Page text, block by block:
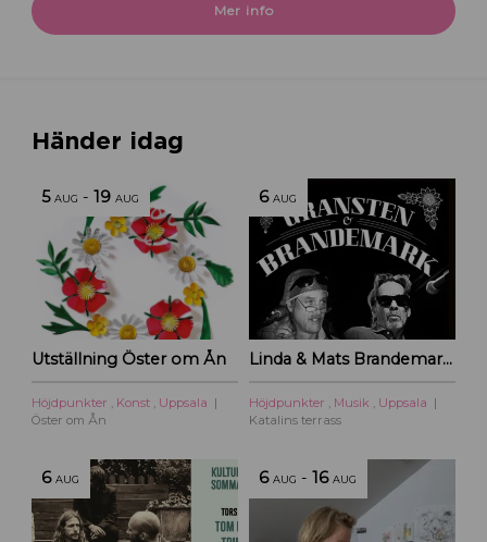
Mer info
Händer idag
5 AUG -19 AUG
Utställning Öster om Ån
Höjdpunkter Konst
Uppsala
Öster om Ån
6 AUG
Linda & Mats Brandemark & Marc Gransten
Höjdpunkter Musik
Uppsala
Katalins terrass
6 AUG 6 AUG -16 AUG